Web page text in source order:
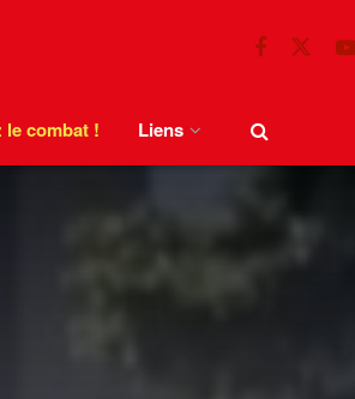
le combat ! Liens